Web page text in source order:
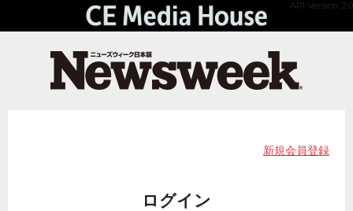
API Version 2.0
新規会員登録
ログイン